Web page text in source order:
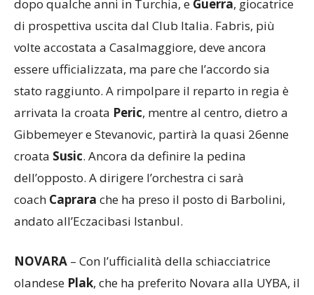
dopo qualche anni in Turchia, e Guerra, giocatrice
di prospettiva uscita dal Club Italia. Fabris, più
volte accostata a Casalmaggiore, deve ancora
essere ufficializzata, ma pare che l’accordo sia
stato raggiunto. A rimpolpare il reparto in regia è
arrivata la croata Peric, mentre al centro, dietro a
Gibbemeyer e Stevanovic, partirà la quasi 26enne
croata Susic. Ancora da definire la pedina
dell’opposto. A dirigere l’orchestra ci sarà
coach Caprara che ha preso il posto di Barbolini,
andato all’Eczacibasi Istanbul.
NOVARA – Con l’ufficialità della schiacciatrice
olandese Plak, che ha preferito Novara alla UYBA, il